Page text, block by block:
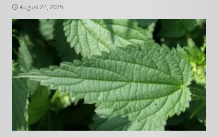
August 24, 2025